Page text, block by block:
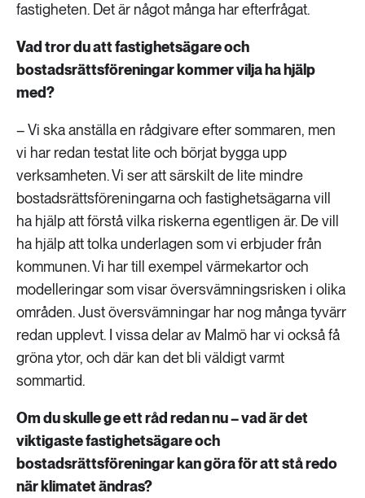
fastigheten. Det är något många har efterfrågat.
Vad tror du att fastighetsägare och
bostadsrättsföreningar kommer vilja ha hjälp
med?
– Vi ska anställa en rådgivare efter sommaren, men
vi har redan testat lite och börjat bygga upp
verksamheten. Vi ser att särskilt de lite mindre
bostadsrättsföreningarna och fastighetsägarna vill
ha hjälp att förstå vilka riskerna egentligen är. De vill
ha hjälp att tolka underlagen som vi erbjuder från
kommunen. Vi har till exempel värmekartor och
modelleringar som visar översvämningsrisken i olika
områden. Just översvämningar har nog många tyvärr
redan upplevt. I vissa delar av Malmö har vi också få
gröna ytor, och där kan det bli väldigt varmt
sommartid.
Om du skulle ge ett råd redan nu – vad är det
viktigaste fastighetsägare och
bostadsrättsföreningar kan göra för att stå redo
när klimatet ändras?